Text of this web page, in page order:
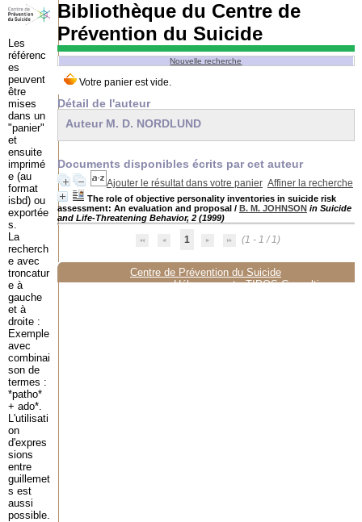
Bibliothèque du Centre de
Prévention du Suicide
Nouvelle recherche
Détail de l'auteur
Auteur M. D. NORDLUND
Documents disponibles écrits par cet auteur
Ajouter le résultat dans votre panier Affiner la recherche
The role of objective personality inventories in suicide risk
assessment: An evaluation and proposal/ B. M. JOHNSON in Suicide
and Life-Threatening Behavior, 2 (1999)
1 (1 - 1 / 1)
Centre de Prévention du Suicide
Hébergement :TIPOS Consulting
Les
référenc
es
peuvent
être
mises
dans un
"panier"
et
ensuite
imprimé
e (au
format
isbd) ou
exportée
s.
La
recherch
e avec
troncatur
e à
gauche
et à
droite :
Exemple
avec
combinai
son de
termes :
*patho*
+ ado*.
L'utilisati
on
d'expres
sions
entre
guillemet
s est
aussi
possible.